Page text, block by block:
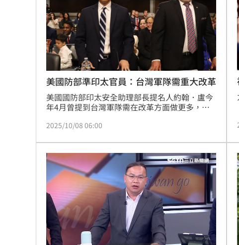
油品食安事件引關注 挑選保健食品要注意
酷澎「爸氣父親節」國際官方品牌齊聚 11:00
罕病博士彭士齊 輪椅上的生命覺醒！ 11:00
美國防部準印太官員：台灣軍隊需重大改革
美國國防部印太安全助理部長提名人約翰．盧今
年4月曾提到台灣軍隊需在改革方面做更多，他
革面向包括訓練及動員等。他也說，台灣面臨生
2025/10/08 06:00